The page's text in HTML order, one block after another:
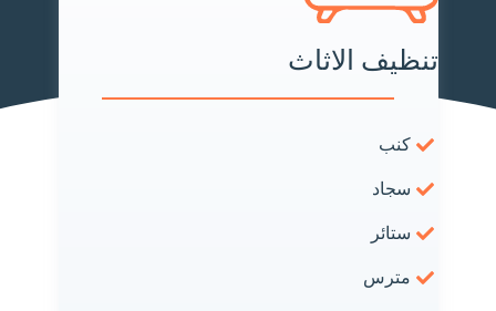
تنظيف الاثاث
كنب
سجاد
ستائر
مترس